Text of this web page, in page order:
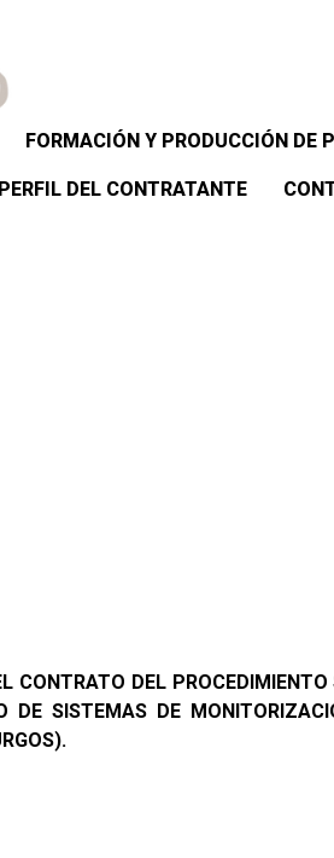
FORMACIÓN Y PRODUCCIÓN DE
PERFIL DEL CONTRATANTE
DEL
DE SISTEMAS DE